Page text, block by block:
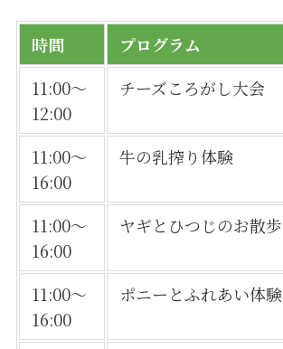
時間 プログラム
11:00〜
12:00
チーズころがし大会
11:00〜
16:00
牛の乳搾り体験
11:00〜
16:00
ヤギとひつじのお散歩
11:00〜
16:00
ポニーとふれあい体験